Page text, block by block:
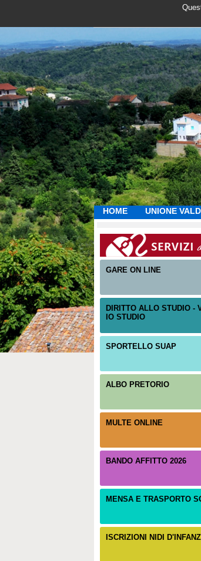
HOME UNIONE
GARE ON LINE
DIRITTO ALLO STUDIO -
IO STUDIO
SPORTELLO SUAP
ALBO PRETORIO
MULTE ONLINE
BANDO AFFITTO 2026
MENSA E TRASPORTO
ISCRIZIONI NIDI